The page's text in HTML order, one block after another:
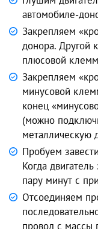
автомобиле-
Закрепляем
донора. Другой
плюсовой
Закрепляем
минусовой
конец
(можно
металлическую
Пробуем
Когда
пару минут с
Отсоединяем
провод с массы